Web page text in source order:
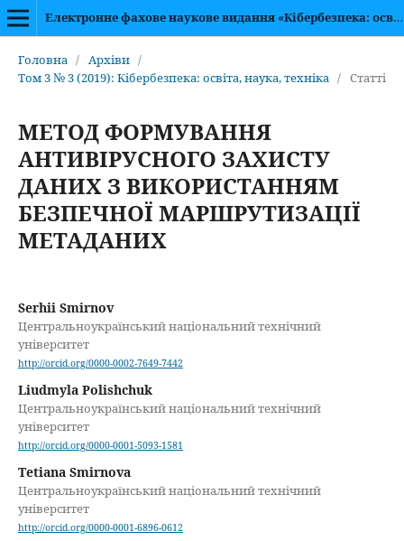
Електронне фахове наукове видання «Кібербезпека: освіта, наука, техніка»
Головна / Архіви /
Том 3 № 3 (2019): Кібербезпека: освіта, наука, техніка / Статті
МЕТОД ФОРМУВАННЯ
АНТИВІРУСНОГО ЗАХИСТУ
ДАНИХ З ВИКОРИСТАННЯМ
БЕЗПЕЧНОЇ МАРШРУТИЗАЦІЇ
МЕТАДАНИХ
Serhii Smirnov
Центральноукраїнський національний технічний
університет
http://orcid.org/0000-0002-7649-7442
Liudmyla Polishchuk
Центральноукраїнський національний технічний
університет
http://orcid.org/0000-0001-5093-1581
Tetiana Smirnova
Центральноукраїнський національний технічний
університет
http://orcid.org/0000-0001-6896-0612